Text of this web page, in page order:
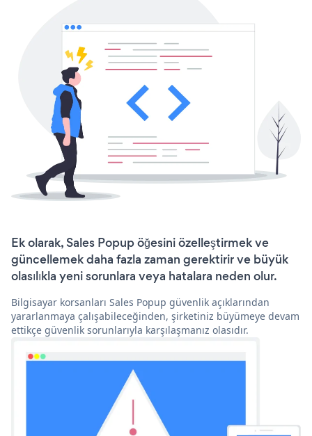
Ek olarak, Sales Popup öğesini özelleştirmek ve
güncellemek daha fazla zaman gerektirir ve büyük
olasılıkla yeni sorunlara veya hatalara neden olur.
Bilgisayar korsanları Sales Popup güvenlik açıklarından
yararlanmaya çalışabileceğinden, şirketiniz büyümeye devam
ettikçe güvenlik sorunlarıyla karşılaşmanız olasıdır.